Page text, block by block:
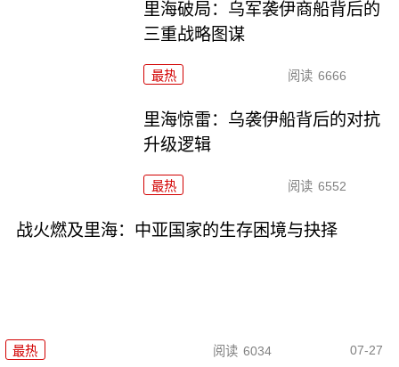
里海破局：乌军袭伊商船背后的
三重战略图谋
最热 阅读 6666
里海惊雷：乌袭伊船背后的对抗
升级逻辑
最热 阅读 6552
战火燃及里海：中亚国家的生存困境与抉择
最热 阅读 6034 07-27